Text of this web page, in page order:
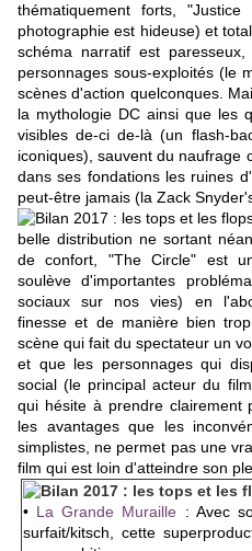
thématiquement forts,
photographie est hideuse) et
schéma narratif est
personnages sous-exploités (le
scènes d'action quelconques.
la mythologie DC ainsi que les
visibles de-ci de-là (un flash-
iconiques), sauvent du naufrage
dans ses fondations les ruines
peut-être jamais (la Zack
belle distribution ne sortant
de confort, "The Circle" est
soulève d'importantes
sociaux sur nos vies) en
finesse et de manière bien
scène qui fait du spectateur un
et que les personnages qui
social (le principal acteur du
qui hésite à prendre clairement
les avantages que les
simplistes, ne permet pas une
film qui est loin d'atteindre son
• La Grande Muraille : Avec
surfait/kitsch, cette